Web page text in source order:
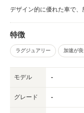
デザイン的に優れた車で、
特徴
ラグジュアリー 加速が
モデル -
グレード -